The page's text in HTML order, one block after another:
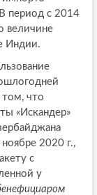
период с 2014
величине
Индии.
что
«Искандер»
2020 г.,
с
у